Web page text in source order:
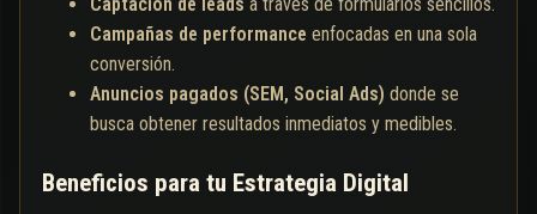
Captación de leads a través de formularios sencillos.
Campañas de performance enfocadas en una sola
conversión.
Anuncios pagados (SEM, Social Ads) donde se
busca obtener resultados inmediatos y medibles.
Beneficios para tu Estrategia Digital